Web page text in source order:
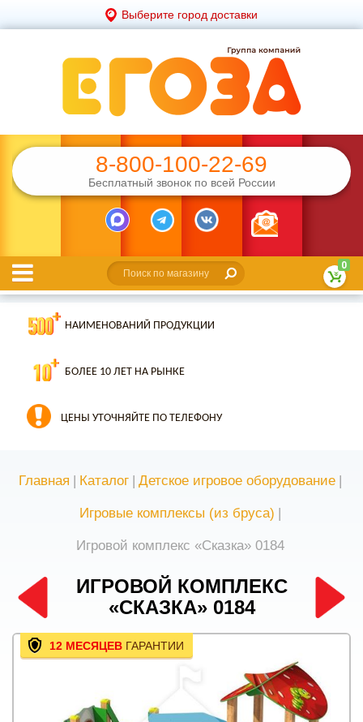
Выберите город доставки
8-800-100-22-69
Бесплатный звонок по всей России
0
НАИМЕНОВАНИЙ ПРОДУКЦИИ
БОЛЕЕ 10 ЛЕТ НА РЫНКЕ
ЦЕНЫ УТОЧНЯЙТЕ ПО ТЕЛЕФОНУ
Главная | Каталог | Детское игровое оборудование |
Игровые комплексы (из бруса) |
Игровой комплекс «Сказка» 0184
ИГРОВОЙ КОМПЛЕКС
«СКАЗКА» 0184
12 МЕСЯЦЕВ ГАРАНТИИ